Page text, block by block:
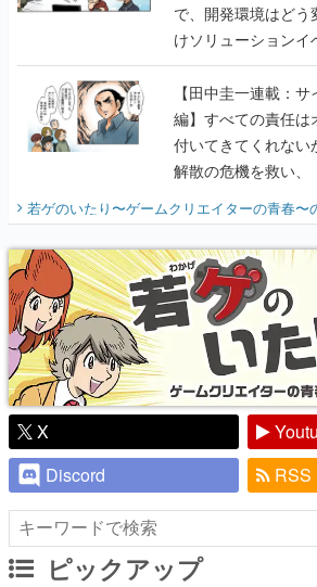
で、開発環境はどう
けソリューション
に行って、より理解
【田中圭一連載：
編】すべての責任は
付いてきてくれな
解散の危機を救い、
『少年ジャンプ』
り】
若ゲのいたり〜ゲームクリエイターの青春〜
X
Discord
RSS
ピックアップ